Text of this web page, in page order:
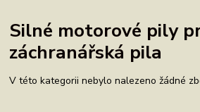
Silné motorové pily
záchranářská pila
V této kategorii nebylo nalezeno žádné